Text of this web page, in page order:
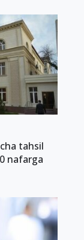
tahsil
nafarga